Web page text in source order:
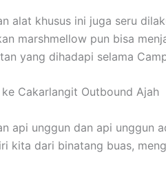
alat khusus ini juga seru
marshmellow pun bisa
yang dihadapi selama
Cakarlangit Outbound Ajah
api unggun dan api unggun
kita dari binatang buas,